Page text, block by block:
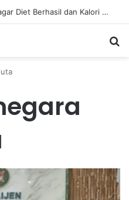
Strategi Makan di Restoran agar Diet Berhasil dan Kalori Tetap Terkontrol